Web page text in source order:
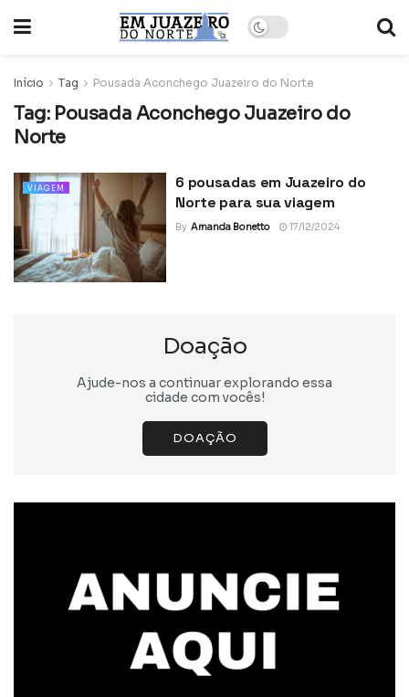
Início Tag Pousada Aconchego Juazeiro do Norte
Tag: Pousada Aconchego Juazeiro do
Norte
VIAGEM
6 pousadas em Juazeiro do
Norte para sua viagem
By Amanda Bonetto 17/12/2024
Doação
Ajude-nos a continuar explorando essa
cidade com vocês!
DOAÇÃO